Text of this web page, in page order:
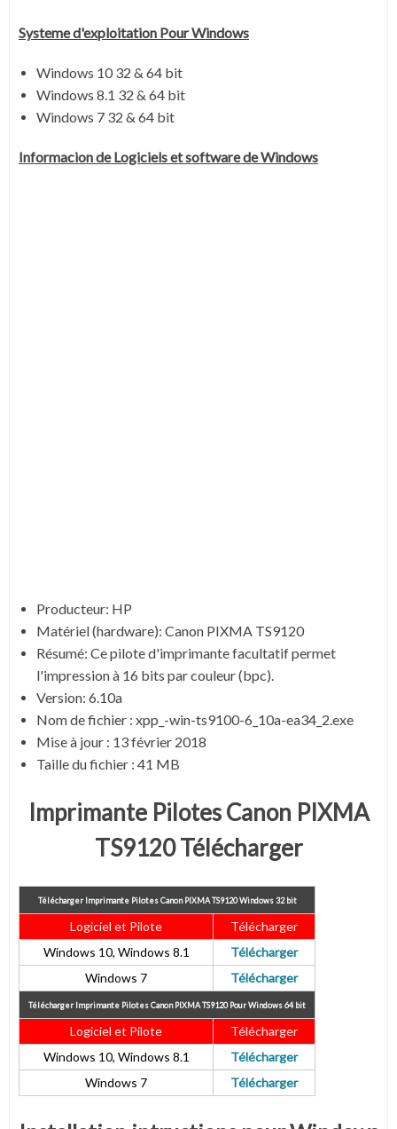
Systeme d'exploitation Pour Windows
Windows 10 32 & 64 bit
Windows 8.1 32 & 64 bit
Windows 7 32 & 64 bit
Informacion de Logiciels et software de Windows
Producteur: HP
Matériel (hardware): Canon PIXMA TS9120
Résumé: Ce pilote d'imprimante facultatif permet
l'impression à 16 bits par couleur (bpc).
Version: 6.10a
Nom de fichier : xpp_-win-ts9100-6_10a-ea34_2.exe
Mise à jour : 13 février 2018
Taille du fichier : 41 MB
Imprimante Pilotes Canon PIXMA
TS9120 Télécharger
Télécharger Imprimante Pilotes Canon PIXMA TS9120Windows 32 bit
Logiciel et Pilote
Télécharger
Windows 10, Windows 8.1
Télécharger
Windows 7
Télécharger
Télécharger Imprimante Pilotes Canon PIXMA TS9120Pour Windows 64 bit
Logiciel et Pilote
Télécharger
Windows 10, Windows 8.1
Télécharger
Windows 7
Télécharger